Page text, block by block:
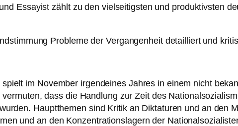
Essayist zählt zu den vielseitigsten und produktivsten
Probleme der Vergangenheit detailliert und
im November irgendeines Jahres in einem nicht
dass die Handlung zur Zeit des
Hauptthemen sind Kritik an Diktaturen und an den
und an den Konzentrationslagern der